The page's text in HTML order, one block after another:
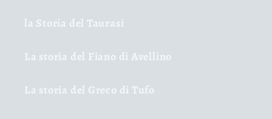
la Storia del Taurasi
La storia del Fiano di Avellino
La storia del Greco di Tufo